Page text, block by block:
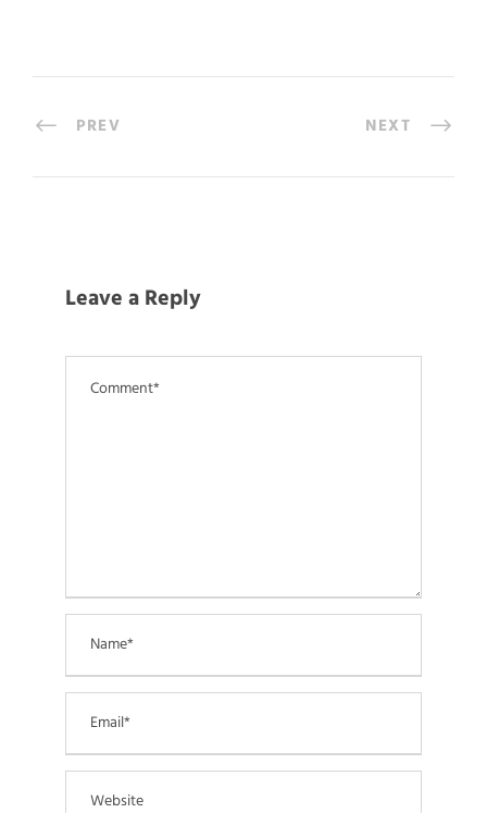
PREV NEXT
Leave a Reply